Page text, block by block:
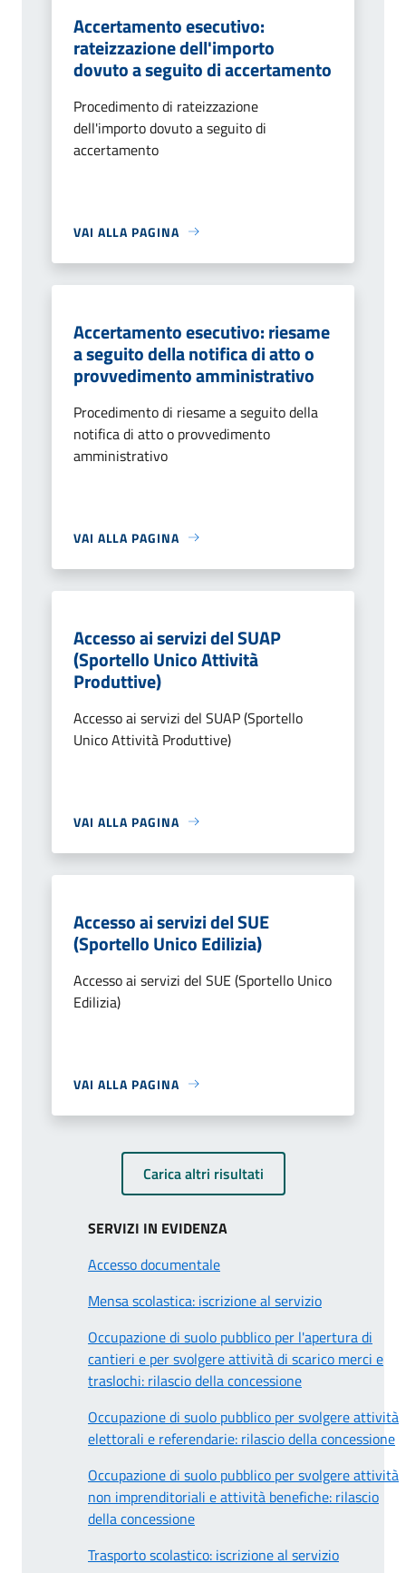
Accertamento esecutivo:
rateizzazione dell'importo
dovuto a seguito di accertamento
Procedimento di rateizzazione
dell'importo dovuto a seguito di
accertamento
VAI ALLA PAGINA
Accertamento esecutivo: riesame
a seguito della notifica di atto o
provvedimento amministrativo
Procedimento di riesame a seguito della
notifica di atto o provvedimento
amministrativo
VAI ALLA PAGINA
Accesso ai servizi del SUAP
(Sportello Unico Attività
Produttive)
Accesso ai servizi del SUAP (Sportello
Unico Attività Produttive)
VAI ALLA PAGINA
Accesso ai servizi del SUE
(Sportello Unico Edilizia)
Accesso ai servizi del SUE (Sportello Unico
Edilizia)
VAI ALLA PAGINA
Carica altri risultati
SERVIZI IN EVIDENZA
Accesso documentale
Mensa scolastica: iscrizione al servizio
Occupazione di suolo pubblico per l'apertura di
cantieri e per svolgere attività di scarico merci e
traslochi: rilascio della concessione
Occupazione di suolo pubblico per svolgere attività
elettorali e referendarie: rilascio della concessione
Occupazione di suolo pubblico per svolgere attività
non imprenditoriali e attività benefiche: rilascio
della concessione
Trasporto scolastico: iscrizione al servizio